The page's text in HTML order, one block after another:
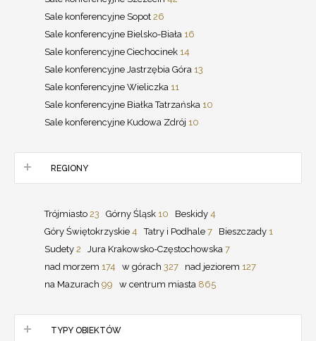
Sale konferencyjne Sopot 26
Sale konferencyjne Bielsko-Biała 16
Sale konferencyjne Ciechocinek 14
Sale konferencyjne Jastrzębia Góra 13
Sale konferencyjne Wieliczka 11
Sale konferencyjne Białka Tatrzańska 10
Sale konferencyjne Kudowa Zdrój 10
REGIONY
Trójmiasto 23 Górny Śląsk 10 Beskidy 4
Góry Świętokrzyskie 4 Tatry i Podhale 7 Bieszczady 1
Sudety 2 Jura Krakowsko-Częstochowska 7
nad morzem 174 w górach 327 nad jeziorem 127
na Mazurach 99 w centrum miasta 865
TYPY OBIEKTÓW